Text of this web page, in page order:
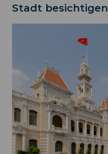
Stadt besichtigen